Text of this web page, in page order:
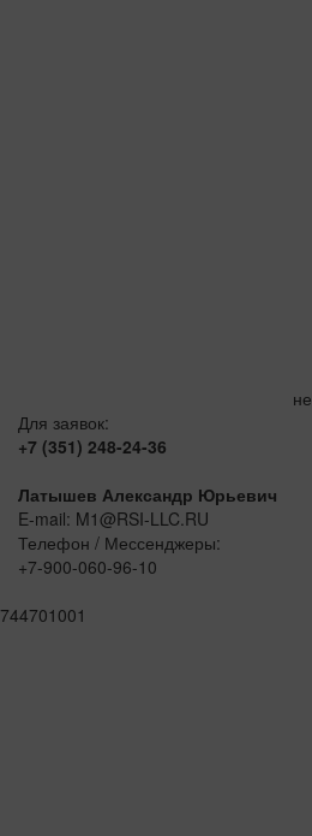
Для заявок:
+7 (351) 248-24-36
Латышев Александр Юрьевич
E-mail: M1@RSI-LLC.RU
Телефон / Мессенджеры:
+7-900-060-96-10
744701001